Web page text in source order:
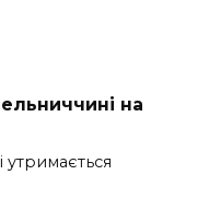
на
утримається